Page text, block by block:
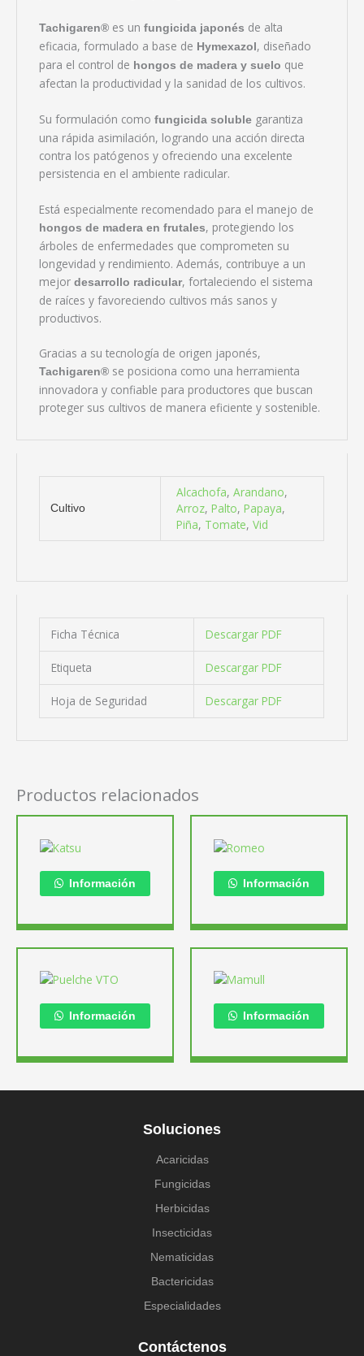
Tachigaren® es unfungicida japonés de alta
eficacia, formulado a base de Hymexazol , diseñado
para el control de hongos de madera y suelo que
afectan la productividad y la sanidad de los cultivos.
Su formulación comofungicida soluble garantiza
una rápida asimilación, logrando una acción directa
contra los patógenos y ofreciendo una excelente
persistencia en el ambiente radicular.
Está especialmente recomendado para el manejo de
hongos de madera en frutales, protegiendo los
árboles de enfermedades que comprometen su
longevidad y rendimiento. Además, contribuye a un
mejordesarrollo radicular, fortaleciendo el sistema
de raíces y favoreciendo cultivos más sanos y
productivos.
Gracias a su tecnología de origen japonés,
Tachigaren® se posiciona como una herramienta
innovadora y confiable para productores que buscan
proteger sus cultivos de manera eficiente y sostenible.
Cultivo
Alcachofa, Arandano,
Arroz, Palto, Papaya,
Piña, Tomate, Vid
Ficha Técnica Descargar PDF
Etiqueta Descargar PDF
Hoja de Seguridad Descargar PDF
Productos relacionados
Información Información
Información Información
Soluciones
Acaricidas
Fungicidas
Herbicidas
Insecticidas
Nematicidas
Bactericidas
Especialidades
Contáctenos